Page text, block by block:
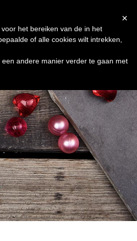
×
het bereiken van de in het
of alle cookies wilt intrekken,
andere manier verder te gaan met